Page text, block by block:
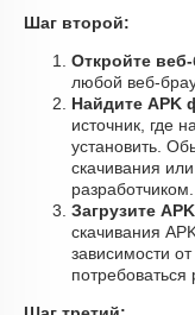
Шаг второй:
Откройте
любой веб-
Найдите APK
источник, где
установить.
скачивания
разработчиком.
Загрузите
скачивания
зависимости
потребоваться